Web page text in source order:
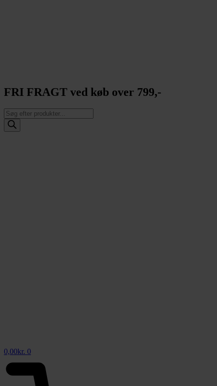
FRI FRAGT ved køb over 799,-
Products
search
0,00kr. 0